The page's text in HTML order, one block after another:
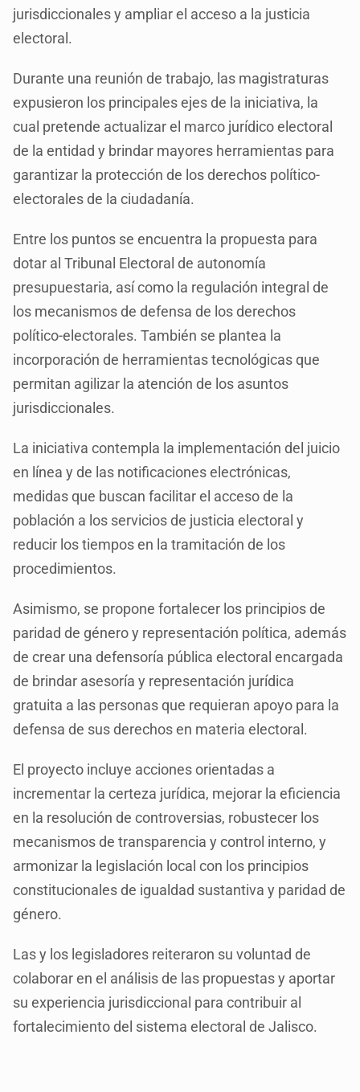
jurisdiccionales y ampliar el acceso a la justicia
electoral.
Durante una reunión de trabajo, las magistraturas
expusieron los principales ejes de la iniciativa, la
cual pretende actualizar el marco jurídico electoral
de la entidad y brindar mayores herramientas para
garantizar la protección de los derechos político-
electorales de la ciudadanía.
Entre los puntos se encuentra la propuesta para
dotar al Tribunal Electoral de autonomía
presupuestaria, así como la regulación integral de
los mecanismos de defensa de los derechos
político-electorales. También se plantea la
incorporación de herramientas tecnológicas que
permitan agilizar la atención de los asuntos
jurisdiccionales.
La iniciativa contempla la implementación del juicio
en línea y de las notificaciones electrónicas,
medidas que buscan facilitar el acceso de la
población a los servicios de justicia electoral y
reducir los tiempos en la tramitación de los
procedimientos.
Asimismo, se propone fortalecer los principios de
paridad de género y representación política, además
de crear una defensoría pública electoral encargada
de brindar asesoría y representación jurídica
gratuita a las personas que requieran apoyo para la
defensa de sus derechos en materia electoral.
El proyecto incluye acciones orientadas a
incrementar la certeza jurídica, mejorar la eficiencia
en la resolución de controversias, robustecer los
mecanismos de transparencia y control interno, y
armonizar la legislación local con los principios
constitucionales de igualdad sustantiva y paridad de
género.
Las y los legisladores reiteraron su voluntad de
colaborar en el análisis de las propuestas y aportar
su experiencia jurisdiccional para contribuir al
fortalecimiento del sistema electoral de Jalisco.